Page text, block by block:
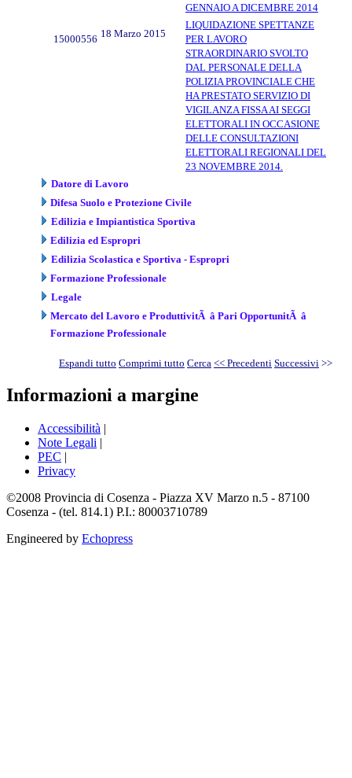
GENNAIO A DICEMBRE 2014
15000556 18 Marzo 2015
LIQUIDAZIONE SPETTANZE
PER LAVORO
STRAORDINARIO SVOLTO
DAL PERSONALE DELLA
POLIZIA PROVINCIALE CHE
HA PRESTATO SERVIZIO DI
VIGILANZA FISSA AI SEGGI
ELETTORALI IN OCCASIONE
DELLE CONSULTAZIONI
ELETTORALI REGIONALI DEL
23 NOVEMBRE 2014.
Datore di Lavoro
Difesa Suolo e Protezione Civile
Edilizia e Impiantistica Sportiva
Edilizia ed Espropri
Edilizia Scolastica e Sportiva - Espropri
Formazione Professionale
Legale
Mercato del Lavoro e ProduttivitÃ â Pari OpportunitÃ â
Formazione Professionale
Espandi tutto Comprimi tutto Cerca << Precedenti Successivi >>
Informazioni a margine
Accessibilità |
Note Legali |
PEC |
Privacy
©2008 Provincia di Cosenza - Piazza XV Marzo n.5 - 87100
Cosenza - (tel. 814.1) P.I.: 80003710789
Engineered by Echopress